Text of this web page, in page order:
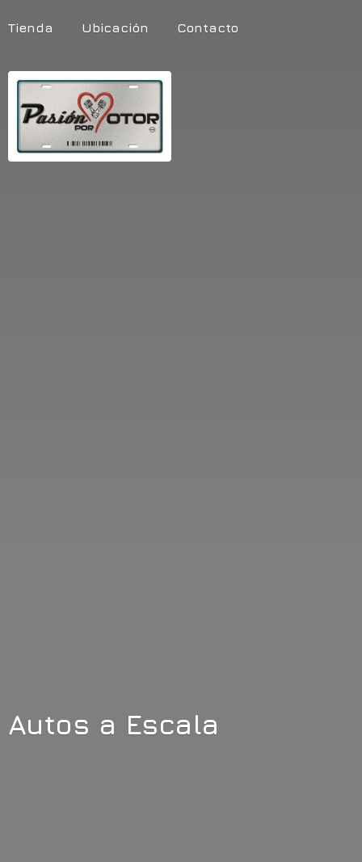
Tienda Ubicación Contacto
Autos a Escala